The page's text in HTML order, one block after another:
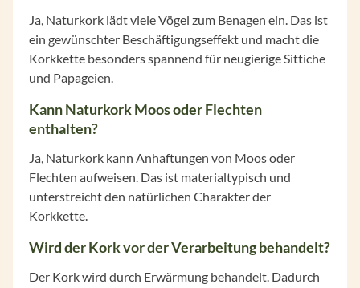
Ja, Naturkork lädt viele Vögel zum Benagen ein. Das ist
ein gewünschter Beschäftigungseffekt und macht die
Korkkette besonders spannend für neugierige Sittiche
und Papageien.
Kann Naturkork Moos oder Flechten
enthalten?
Ja, Naturkork kann Anhaftungen von Moos oder
Flechten aufweisen. Das ist materialtypisch und
unterstreicht den natürlichen Charakter der
Korkkette.
Wird der Kork vor der Verarbeitung behandelt?
Der Kork wird durch Erwärmung behandelt. Dadurch